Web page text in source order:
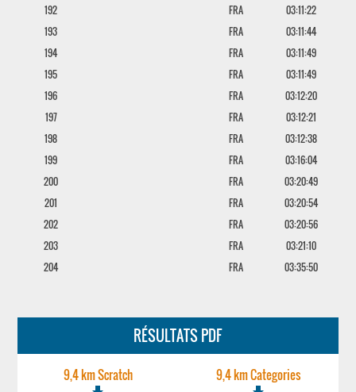
192
FRA
03:11:22
193
FRA
03:11:44
194
FRA
03:11:49
195
FRA
03:11:49
196
FRA
03:12:20
197
FRA
03:12:21
198
FRA
03:12:38
199
FRA
03:16:04
200
FRA
03:20:49
201
FRA
03:20:54
202
FRA
03:20:56
203
FRA
03:21:10
204
FRA 03:35:50
RÉSULTATS PDF
9,4 km Scratch 9,4 km Categories